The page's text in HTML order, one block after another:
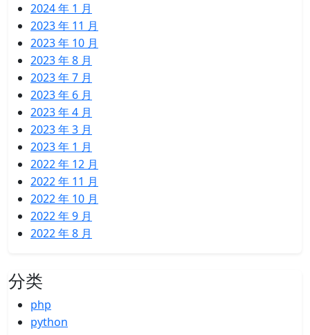
2024 年 1 月
2023 年 11 月
2023 年 10 月
2023 年 8 月
2023 年 7 月
2023 年 6 月
2023 年 4 月
2023 年 3 月
2023 年 1 月
2022 年 12 月
2022 年 11 月
2022 年 10 月
2022 年 9 月
2022 年 8 月
分类
php
python